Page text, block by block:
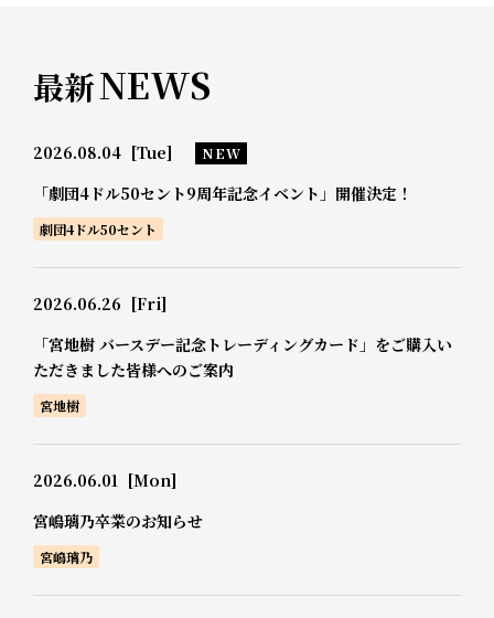
最新NEWS
2026.08.04 [Tue] NEW
「劇団4ドル50セント9周年記念イベント」開催決定！
劇団4ドル50セント
2026.06.26 [Fri]
「宮地樹 バースデー記念トレーディングカード」をご購入い
ただきました皆様へのご案内
宮地樹
2026.06.01 [Mon]
宮嶋璃乃卒業のお知らせ
宮嶋璃乃